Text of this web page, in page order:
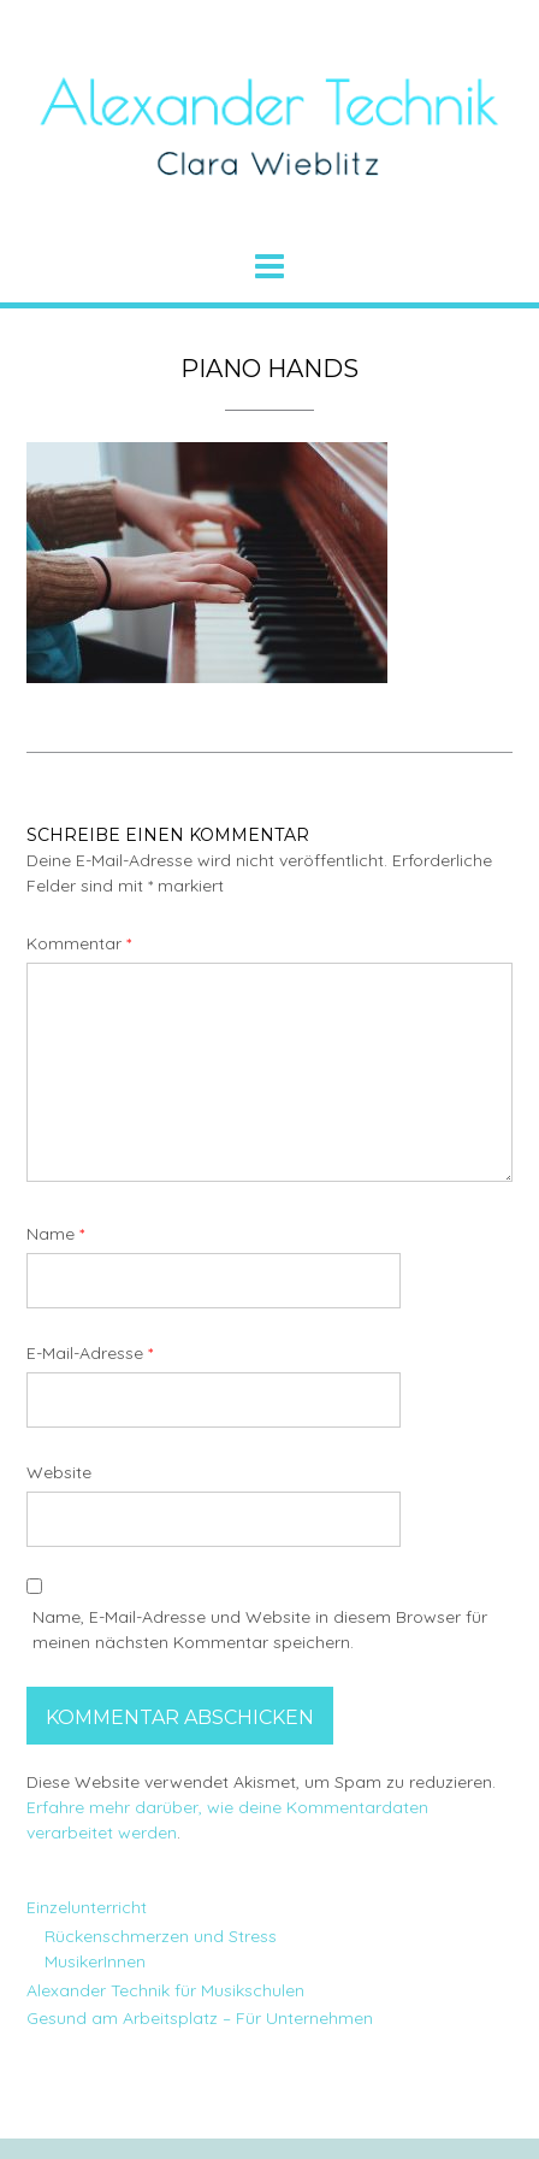
PIANO HANDS
SCHREIBE EINEN KOMMENTAR
Deine E-Mail-Adresse wird nicht veröffentlicht. Erforderliche
Felder sind mit * markiert
Kommentar *
Name *
E-Mail-Adresse *
Website
Name, E-Mail-Adresse und Website in diesem Browser für
meinen nächsten Kommentar speichern.
Diese Website verwendet Akismet, um Spam zu reduzieren.
Erfahre mehr darüber, wie deine Kommentardaten
verarbeitet werden.
Einzelunterricht
Rückenschmerzen und Stress
MusikerInnen
Alexander Technik für Musikschulen
Gesund am Arbeitsplatz – Für Unternehmen